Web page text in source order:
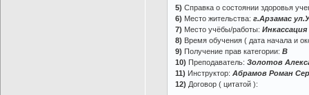
5) Справка о состоянии здоровья
6) Место жительства: г.Арзамас
7) Место учёбы/работы: Инкассация
8) Время обучения ( дата начала и
9) Получение прав категории: В
10) Преподаватель: Золотов
11) Инструктор: Абрамов Роман
12) Договор ( цитатой ):